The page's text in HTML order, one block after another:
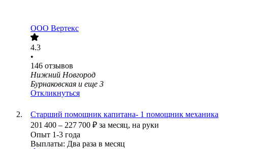
ООО Вертекс
4.3
•
146 отзывов
Нижний Новгород
Бурнаковская и еще 3
Откликнуться
Старший помощник капитана- 1 помощник механика
201 400 – 227 700 ₽ за месяц, на руки
Опыт 1-3 года
Выплаты: Два раза в месяц